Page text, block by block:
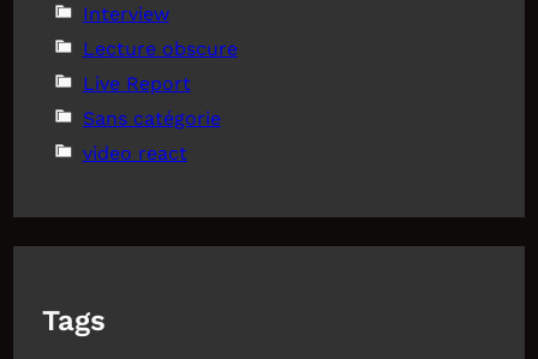
Interview
Lecture obscure
Live Report
Sans catégorie
video react
Tags